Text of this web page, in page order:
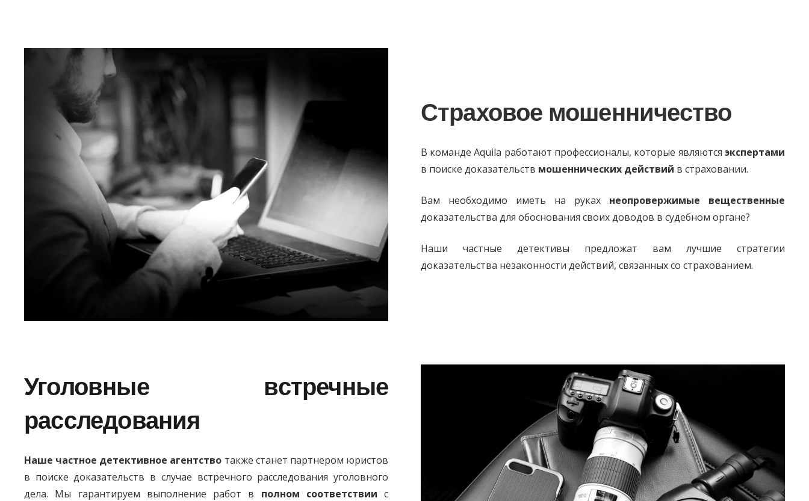
Страховое мошенничество
В команде Aquila работают профессионалы, которые являются экспертами
в поиске доказательств мошеннических действий в страховании.
Вам необходимо иметь на руках неопровержимые вещественные
доказательства для обоснования своих доводов в судебном органе?
Наши частные детективы предложат вам лучшие стратегии
доказательства незаконности действий, связанных со страхованием.
Уголовные встречные
расследования
Наше частное детективное агентство также станет партнером юристов
в поиске доказательств в случае встречного расследования уголовного
дела. Мы гарантируем выполнение работ в полном соответствии с